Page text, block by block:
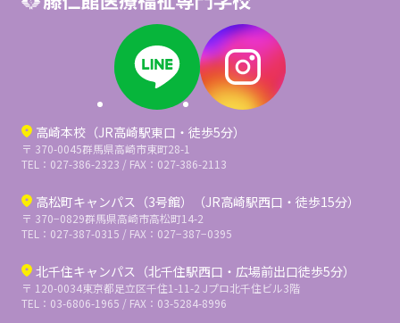
高崎本校（JR高崎駅東口・徒歩5分）
〒 370-0045群馬県高崎市東町28-1
TEL：027-386-2323 / FAX：027-386-2113
高松町キャンパス（3号館）（JR高崎駅西口・徒歩15分）
〒 370−0829群馬県高崎市高松町14-2
TEL：027-387-0315 / FAX：027−387−0395
北千住キャンパス（北千住駅西口・広場前出口徒歩5分）
〒 120-0034東京都足立区千住1-11-2 Jプロ北千住ビル3階
TEL：03-6806-1965 / FAX：03-5284-8996